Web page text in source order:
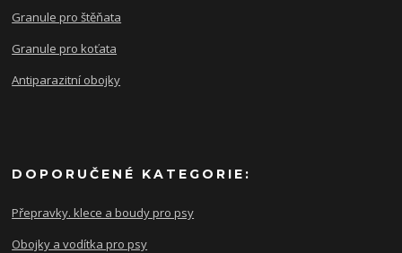
Granule pro štěňata
Granule pro koťata
Antiparazitní obojky
DOPORUČENÉ KATEGORIE:
Přepravky. klece a boudy pro psy
Obojky a vodítka pro psy